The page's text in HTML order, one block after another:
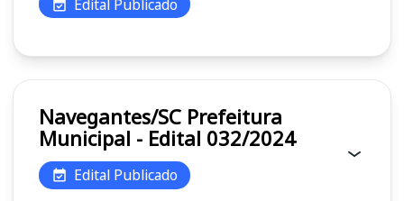
Edital Publicado
Navegantes/SC Prefeitura
Municipal - Edital 032/2024
Edital Publicado